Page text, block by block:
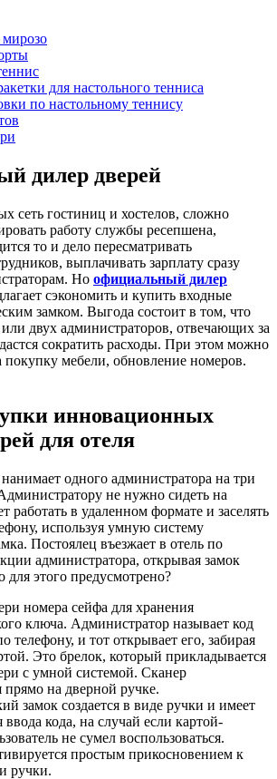
для настольного тенниса
по настольному теннису
дилер дверей
сеть гостиниц и хостелов, сложно
работу службы ресепшена,
то и дело пересматривать
выплачивать зарплату сразу
Но официальный дилер
сэкономить и купить входные
замком. Выгода состоит в том, что
двух администраторов, отвечающих за
сократить расходы. При этом можно
покупку мебели, обновление номеров.
инновационных
для отеля
одного администратора на три
не нужно сидеть на
работать в удаленном формате и заселять
используя умную систему
Постоялец въезжает в отель по
администратора, открывая замок
для этого предусмотрено?
номера сейфа для хранения
ключа. Администратор называет код
телефону, и тот открывает его, забирая
Это брелок, который прикладывается
с умной системой. Сканер
прямо на дверной ручке.
замок создается в виде ручки и имеет
ввода кода, на случай если картой-
не сумел воспользоваться.
простым прикосновением к
ручки.